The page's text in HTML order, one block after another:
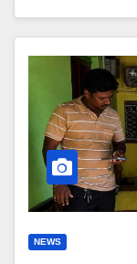
NEWS